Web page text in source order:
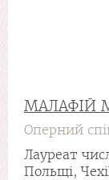
МАЛАФІЙ
Оперний
Лауреат
Польщі,